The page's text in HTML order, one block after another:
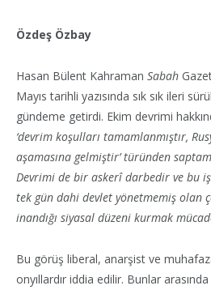
Özdeş Özbay
Hasan Bülent Kahraman Sabah
Mayıs tarihli yazısında sık sık ileri
gündeme getirdi. Ekim devrimi
‘devrim koşulları tamamlanmıştır,
aşamasına gelmiştir’ türünden
Devrimi de bir askerî darbedir ve bu
tek gün dahi devlet yönetmemiş olan
inandığı siyasal düzeni kurmak
Bu görüş liberal, anarşist ve
onyıllardır iddia edilir. Bunlar arasında